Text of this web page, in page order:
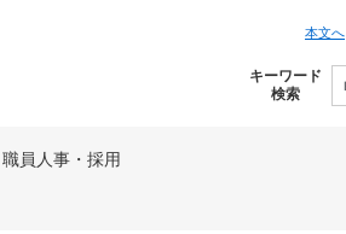
本文へ
キーワード
検索
職員人事・採用